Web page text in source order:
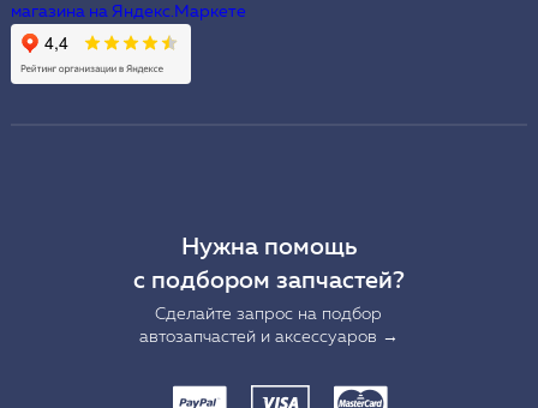
Нужна помощь
с подбором запчастей?
Сделайте запрос на подбор
автозапчастей и аксессуаров →